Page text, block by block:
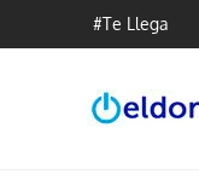
#Te Llega